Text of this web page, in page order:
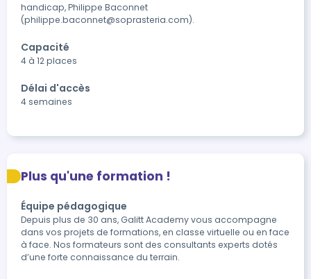
handicap, Philippe Baconnet
(philippe.baconnet@soprasteria.com).
Capacité
4 à 12 places
Délai d'accès
4 semaines
Plus qu'une formation !
Équipe pédagogique
Depuis plus de 30 ans, Galitt Academy vous accompagne
dans vos projets de formations, en classe virtuelle ou en face
à face. Nos formateurs sont des consultants experts dotés
d’une forte connaissance du terrain.